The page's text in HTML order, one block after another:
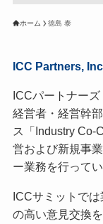
ホーム 徳島 泰
ICC Partners,
ICCパートナー
経営者・経営幹
ス「Industry Co-
営および新規事
ー業務を行ってい
ICCサミットで
の高い意見交換